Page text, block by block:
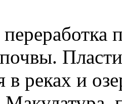
в реках и